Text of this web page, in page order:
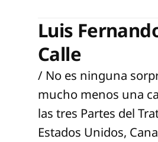
Luis
Calle
/ No es ninguna
mucho menos una
las tres Partes del
Estados Unidos,